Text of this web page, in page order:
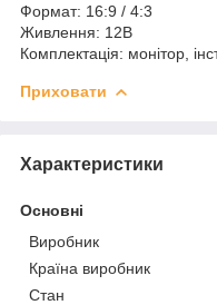
Формат: 16:9 / 4:3
Живлення: 12В
Комплектація: монітор,
Приховати
Характеристики
Основні
Виробник
Країна виробник
Стан